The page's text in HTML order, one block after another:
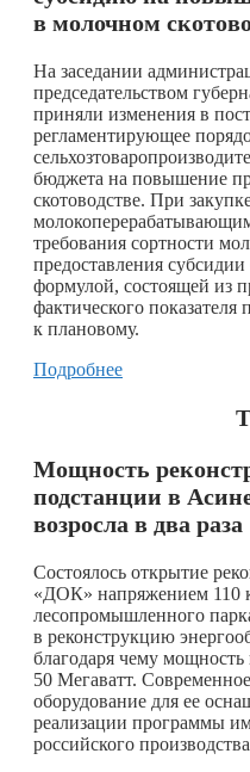
в молочном
На заседании
председательством
приняли изменения в
регламентирующее
бюджета на повышение
скотоводстве. При
требования сортности
предоставления субсидии
формулой, состоящей из
фактического показателя
к плановому.
Подробнее
Мощность
подстанции в
возросла в два раза
Состоялось открытие
«ДОК» напряжением 110
лесопромышленного
в реконструкцию
благодаря чему мощность
50 Мегаватт.
оборудование для ее
реализации программы
российского